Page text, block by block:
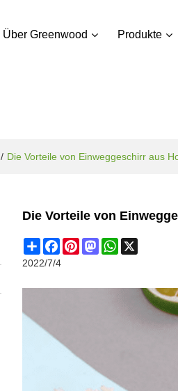
Über Greenwood Produkte
/ Die Vorteile von Einweggeschirr aus
Die Vorteile von
ShareFacebook
PinterestMastodonWhatsApp
2022/7/4